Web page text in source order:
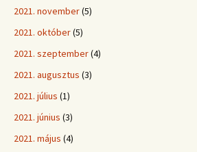
2021. november(5)
2021. október(5)
2021. szeptember(4)
2021. augusztus (3)
2021. július (1)
2021. június (3)
2021. május (4)